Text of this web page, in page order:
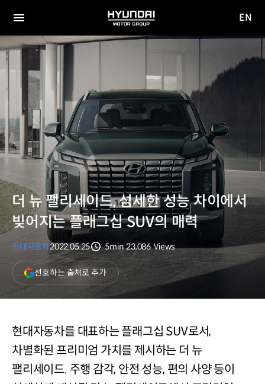
전체
메뉴
HYUNDAI
MOTOR
사이
이동
EN
더 뉴 팰리세이드, 섬세한 성능 차이에서
빚어지는 플래그십 SUV의 매력
현대자동차2022.05.25
분량
5min
조회수
23,086 Views
선호하는 출처로 추가(새
창
열림)
현대자동차를 대표하는 플래그십 SUV로서,
차별화된 프리미엄 가치를 제시하는 더 뉴
팰리세이드. 주행 감각, 안전 성능, 편의 사양 등이